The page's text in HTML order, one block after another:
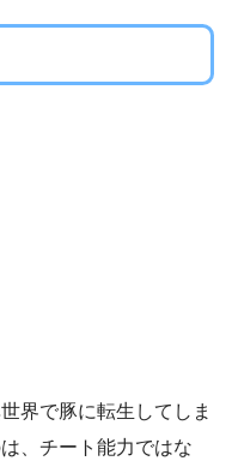
界で豚に転生してしま
、チート能力ではな